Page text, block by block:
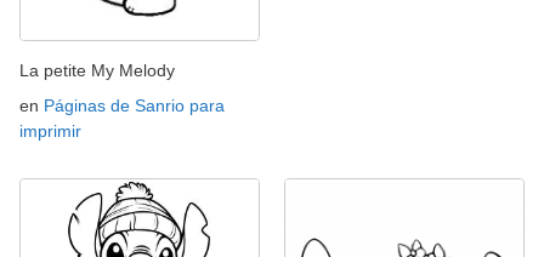
La petite My Melody
en Páginas de Sanrio para
imprimir